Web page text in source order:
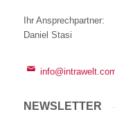
Ihr Ansprechpartner:
Daniel Stasi
NEWSLETTER